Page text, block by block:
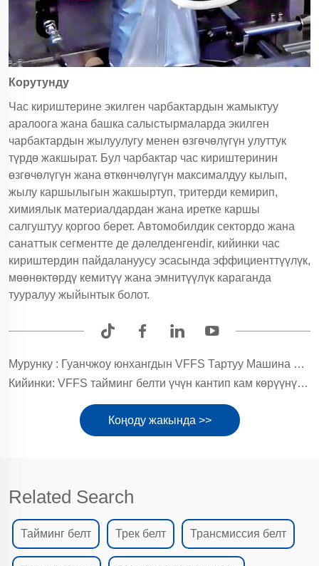
Корутунду
Час кириштерине экилген чарбактардын жамыктуу
аралоога жана башка салыстырмаларда экилген
чарбактардын жылуулугу менен өзгөчөлүгүн улуттук
түрдө жакшырат. Бул чарбактар час кириштеринин
өзгөчөлүгүн жана өткөнчөлүгүн максималдуу кылып,
жылу каршылыгын жакшыртуп, тритерди кемирип,
химиялык материалдардан жана иретке каршы
салгуштуу қоргоо берет. Автомобилдик сектордо жана
санаттык сегментте де дәлелденгенdir, кийинки час
кириштердин пайдалануусу эсасында эффициенттүүлүк,
мөөнөктөрдү кемитүү жана эмнитүүлүк караганда
тууралуу жыйынтык болот.
Мурунку : Гуанчжоу юнхангдын VFFS Тартуу Машина Белти менен эффективдүүлүктү жана туруктуулукту жогорулатуу
Кийинки: VFFS тайминг белти үчүн кантип кам көрүүнү билесизби?
Коңоду жакында >>
Related Search
Тайминг белт Трек белт Трансмиссия белт